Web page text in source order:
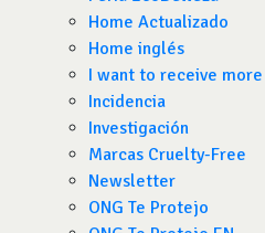
Home Actualizado
Home inglés
I want to receive
Incidencia
Investigación
Marcas Cruelty-Free
Newsletter
ONG Te Protejo